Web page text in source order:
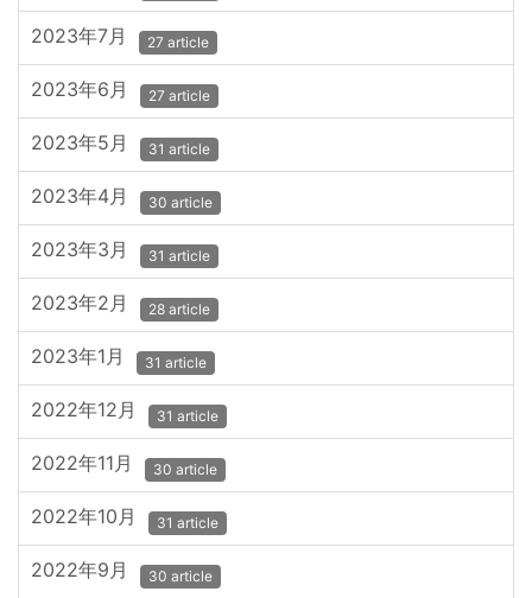
2023年7月 27 article
2023年6月 27 article
2023年5月 31 article
2023年4月 30 article
2023年3月 31 article
2023年2月 28 article
2023年1月 31 article
2022年12月 31 article
2022年11月 30 article
2022年10月 31 article
2022年9月 30 article